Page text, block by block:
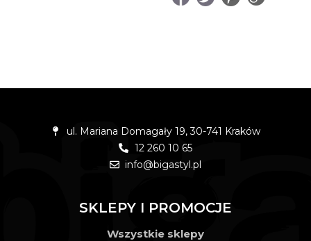
ul. Mariana Domagały 19, 30-741 Kraków
12 260 10 65
info@bigastyl.pl
SKLEPY I PROMOCJE
Wszystkie sklepy